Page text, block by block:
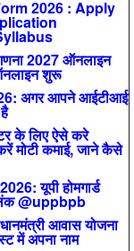
2026 : Apply
2027 ऑनलाइन
शुरू
अगर आपने आईटीआई
के लिए ऐसे करे
मोटी कमाई, जाने कैसे
यूपी होमगार्ड
@uppbpb
आवास योजना
में अपना नाम